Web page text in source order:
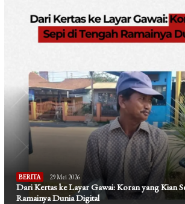
BERITA 29 Mei 2026
Dari Kertas ke Layar Gawai: Koran yang Kian
Ramainya Dunia Digital